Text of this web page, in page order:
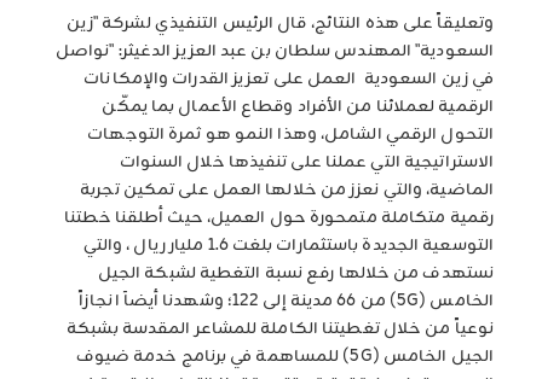
وتعليقاً على هذه النتائج، قال الرئيس التنفيذي لشركة "زين
السعودية" المهندس سلطان بن عبد العزيز الدغيثر: "نواصل
في زين السعودية العمل على تعزيز القدرات والإمكانات
الرقمية لعملائنا من الأفراد وقطاع الأعمال بما يمكّن
التحول الرقمي الشامل، وهذا النمو هو ثمرة التوجهات
الاستراتيجية التي عملنا على تنفيذها خلال السنوات
الماضية، والتي نعزز من خلالها العمل على تمكين تجربة
رقمية متكاملة متمحورة حول العميل، حيث أطلقنا خطتنا
التوسعية الجديدة باستثمارات بلغت 1.6 مليار ريال ، والتي
نستهدف من خلالها رفع نسبة التغطية لشبكة الجيل
الخامس (5G) من 66 مدينة إلى 122؛ وشهدنا أيضاَ انجازاً
نوعياً من خلال تغطيتنا الكاملة للمشاعر المقدسة بشبكة
الجيل الخامس (5G) للمساهمة في برنامج خدمة ضيوف